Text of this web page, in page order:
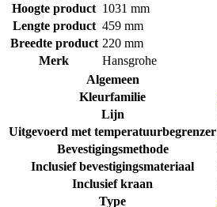
Hoogte product 1031 mm
Lengte product 459 mm
Breedte product 220 mm
Merk
Hansgrohe
Algemeen
Kleurfamilie
Lijn
Uitgevoerd met temperatuurbegrenzer
Bevestigingsmethode
Inclusief bevestigingsmateriaal
Inclusief kraan
Type